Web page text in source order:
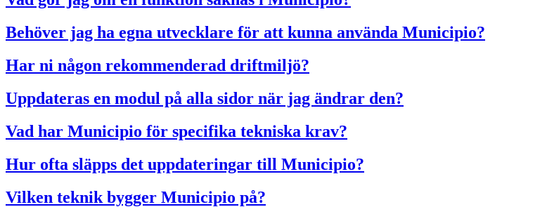
Behöver jag ha egna utvecklare för att kunna använda Municipio?
Har ni någon rekommenderad driftmiljö?
Uppdateras en modul på alla sidor när jag ändrar den?
Vad har Municipio för specifika tekniska krav?
Hur ofta släpps det uppdateringar till Municipio?
Vilken teknik bygger Municipio på?